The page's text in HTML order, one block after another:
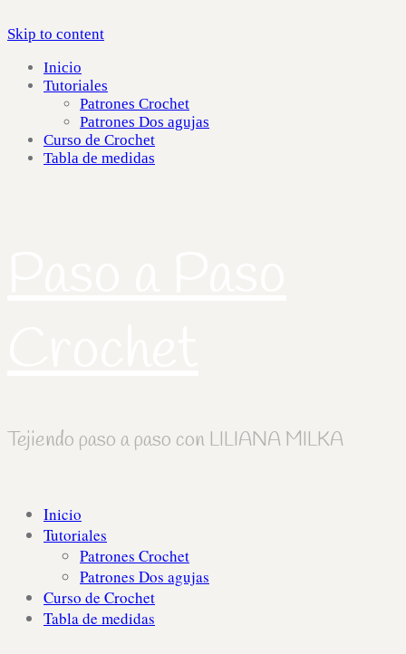
Skip to content
Inicio
Tutoriales
Patrones Crochet
Patrones Dos agujas
Curso de Crochet
Tabla de medidas
Tejiendo paso a paso con LILIANA MILKA
Inicio
Tutoriales
Patrones Crochet
Patrones Dos agujas
Curso de Crochet
Tabla de medidas